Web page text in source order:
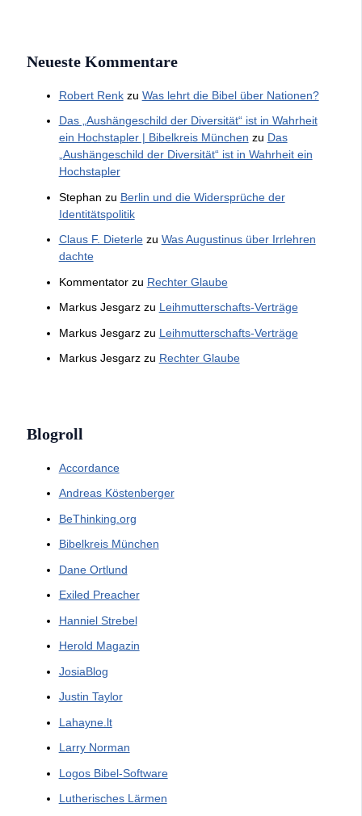
Neueste Kommentare
Robert Renkzu Was lehrt die Bibel über Nationen?
Das „Aushängeschild der Diversität“ ist in Wahrheit
ein Hochstapler | Bibelkreis München zu Das
„Aushängeschild der Diversität“ ist in Wahrheit ein
Hochstapler
Stephan zu Berlin und die Widersprüche der
Identitätspolitik
Claus F. Dieterlezu Was Augustinus über Irrlehren
dachte
Kommentatorzu Rechter Glaube
Markus Jesgarzzu Leihmutterschafts-Verträge
Markus Jesgarzzu Leihmutterschafts-Verträge
Markus Jesgarzzu Rechter Glaube
Blogroll
Accordance
Andreas Köstenberger
BeThinking.org
Bibelkreis München
Dane Ortlund
Exiled Preacher
Hanniel Strebel
Herold Magazin
JosiaBlog
Justin Taylor
Lahayne.lt
Larry Norman
Logos Bibel-Software
Lutherisches Lärmen